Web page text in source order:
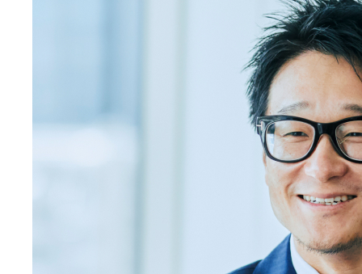
タル技術の活用による経営
判断の高度化や業務プロセ
スの最適化を通じて、生産
性と競争力の向上を実現
し、日本のビジネスに新た
な価値を提供していきます。
このたびの上場を機に、株
式公開企業としての責任を
自覚し、ビジョンの実現と持